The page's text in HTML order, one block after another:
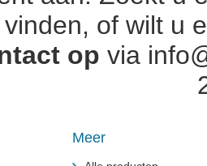
of wilt u
op via
Meer